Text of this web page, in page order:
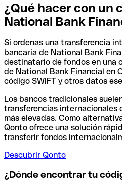
¿Qué hacer con un
National Bank
Si ordenas una transferencia
bancaria de National Bank
destinatario de fondos en una
de National Bank Financial en
código SWIFT y otros datos
Los bancos tradicionales
transferencias
más elevadas. Como
Qonto ofrece una solución
transferir fondos
Descubrir Qonto
¿Dónde encontrar tu